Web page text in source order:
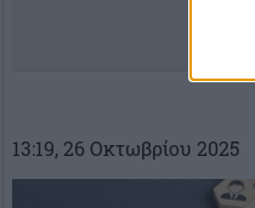
13:19, 26 Οκτωβρίου 2025